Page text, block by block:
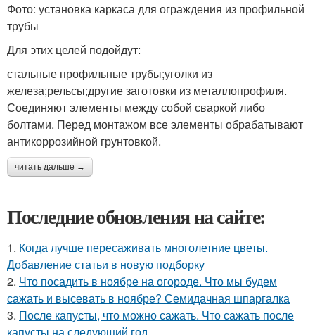
Фото: установка каркаса для ограждения из профильной
трубы
Для этих целей подойдут:
стальные профильные трубы;уголки из
железа;рельсы;другие заготовки из металлопрофиля.
Соединяют элементы между собой сваркой либо
болтами. Перед монтажом все элементы обрабатывают
антикоррозийной грунтовкой.
читать дальше →
Последние обновления на сайте:
1. Когда лучше пересаживать многолетние цветы.
Добавление статьи в новую подборку
2. Что посадить в ноябре на огороде. Что мы будем
сажать и высевать в ноябре? Семидачная шпаргалка
3. После капусты, что можно сажать. Что сажать после